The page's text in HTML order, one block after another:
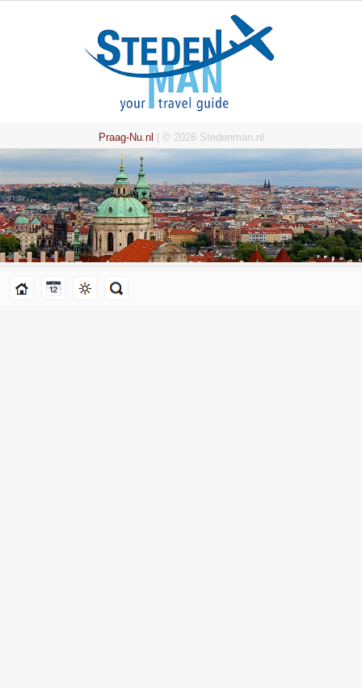
Praag-Nu.nl | © 2026 Stedenman.nl